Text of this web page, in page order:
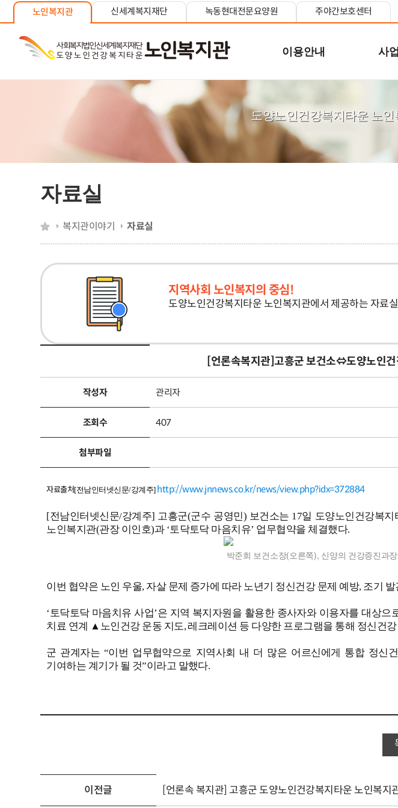
노인복지관 신세계복지재단 녹동현대전문요양원 주야간보호센터
이용안내 사
도양노인건강복지타운 노
자료실
복지관이야기 자료실
지역사회 노인복지의 중심!
도양노인건강복지타운 노인복지관에서 제공하는 자료
[언론속복지관]고흥군 보건소⇔도양노인
작성자 관리자
조회수 407
첨부파일
자료출처[전남인터넷신문/강계주] http://www.jnnews.co.kr/news/view.php?idx=372884
[전남인터넷신문/강계주] 고흥군(군수 공영민) 보건소는 17일 도양노인건강복
노인복지관(관장 이인호)과 ‘토닥토닥 마음치유’ 업무협약을 체결했다.
박준희 보건소장(오른쪽), 신양의 건강증진과
이번 협약은 노인 우울, 자살 문제 증가에 따라 노년기 정신건강 문제 예방, 조기
‘토닥토닥 마음치유 사업’은 지역 복지자원을 활용한 종사자와 이용자를 대상
치료 연계 ▲노인건강 운동 지도, 레크레이션 등 다양한 프로그램을 통해 정신건
군 관계자는 “이번 업무협약으로 지역사회 내 더 많은 어르신에게 통합 정신
기여하는 계기가 될 것”이라고 말했다.
이전글 [언론속 복지관] 고흥군 도양노인건강복지타운 노인복지